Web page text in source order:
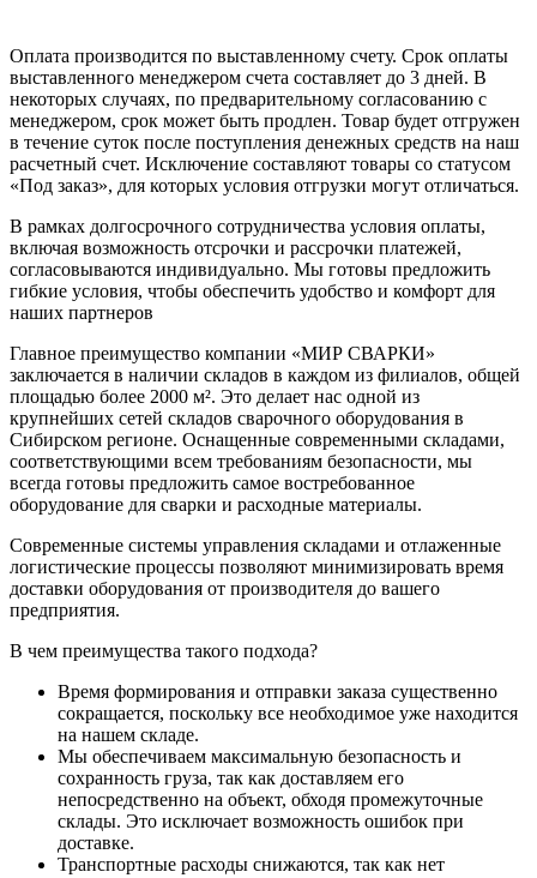
Оплата производится по выставленному счету. Срок оплаты
выставленного менеджером счета составляет до 3 дней. В
некоторых случаях, по предварительному согласованию с
менеджером, срок может быть продлен. Товар будет отгружен
в течение суток после поступления денежных средств на наш
расчетный счет. Исключение составляют товары со статусом
«Под заказ», для которых условия отгрузки могут отличаться.
В рамках долгосрочного сотрудничества условия оплаты,
включая возможность отсрочки и рассрочки платежей,
согласовываются индивидуально. Мы готовы предложить
гибкие условия, чтобы обеспечить удобство и комфорт для
наших партнеров
Главное преимущество компании «МИР СВАРКИ»
заключается в наличии складов в каждом из филиалов, общей
площадью более 2000 м². Это делает нас одной из
крупнейших сетей складов сварочного оборудования в
Сибирском регионе. Оснащенные современными складами,
соответствующими всем требованиям безопасности, мы
всегда готовы предложить самое востребованное
оборудование для сварки и расходные материалы.
Современные системы управления складами и отлаженные
логистические процессы позволяют минимизировать время
доставки оборудования от производителя до вашего
предприятия.
В чем преимущества такого подхода?
Время формирования и отправки заказа существенно
сокращается, поскольку все необходимое уже находится
на нашем складе.
Мы обеспечиваем максимальную безопасность и
сохранность груза, так как доставляем его
непосредственно на объект, обходя промежуточные
склады. Это исключает возможность ошибок при
доставке.
Транспортные расходы снижаются, так как нет